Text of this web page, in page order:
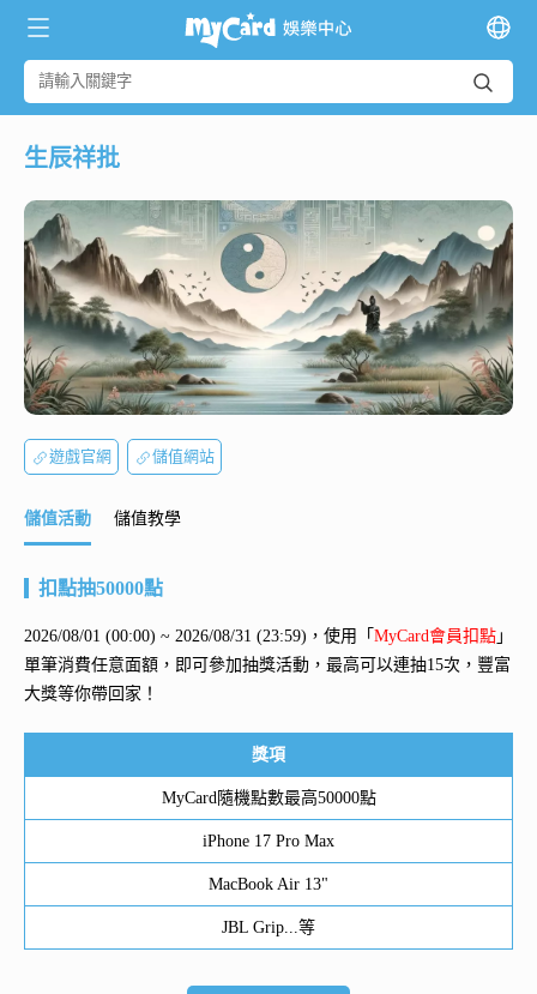
生辰祥批
遊戲官網 儲值網站
儲值活動 儲值教學
扣點抽50000點
2026/08/01 (00:00) ~ 2026/08/31 (23:59)，使用「 MyCard會員扣點 」
單筆消費任意面額，即可參加抽獎活動，最高可以連抽15次，豐富
大獎等你帶回家！
獎項
MyCard隨機點數最高50000點
iPhone 17 Pro Max
MacBook Air 13"
JBL Grip...等